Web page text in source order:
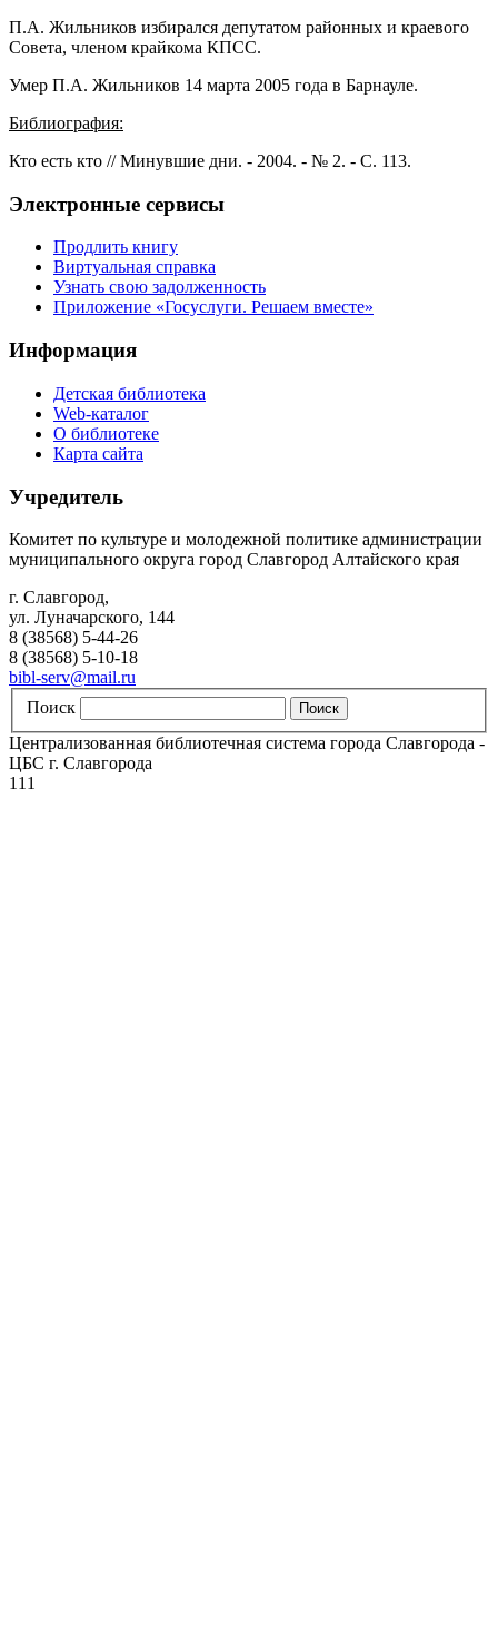
П.А. Жильников избирался депутатом районных и краевого
Совета, членом крайкома КПСС.
Умер П.А. Жильников 14 марта 2005 года в Барнауле.
Библиография:
Кто есть кто // Минувшие дни. - 2004. - № 2. - С. 113.
Электронные сервисы
Продлить книгу
Виртуальная справка
Узнать свою задолженность
Приложение «Госуслуги. Решаем вместе»
Информация
Детская библиотека
Web-каталог
О библиотеке
Карта сайта
Учредитель
Комитет по культуре и молодежной политике администрации
муниципального округа город Славгород Алтайского края
г. Славгород,
ул. Луначарского, 144
8 (38568) 5-44-26
8 (38568) 5-10-18
bibl-serv@mail.ru
Поиск
Централизованная библиотечная система города Славгорода -
ЦБС г. Славгорода
111